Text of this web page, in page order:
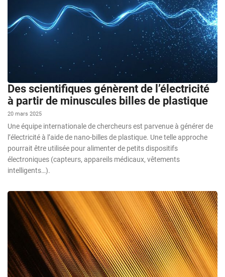
Des scientifiques génèrent de l’électricité
à partir de minuscules billes de plastique
20 mars 2025
Une équipe internationale de chercheurs est parvenue à générer de
l’électricité à l’aide de nano-billes de plastique. Une telle approche
pourrait être utilisée pour alimenter de petits dispositifs
électroniques (capteurs, appareils médicaux, vêtements
intelligents…).